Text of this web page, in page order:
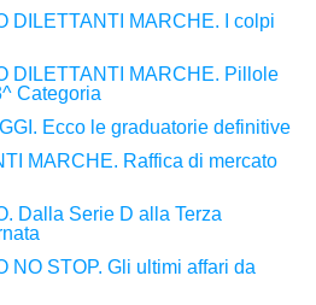
DILETTANTI MARCHE. I colpi
DILETTANTI MARCHE. Pillole
Categoria
Ecco le graduatorie definitive
MARCHE. Raffica di mercato
Dalla Serie D alla Terza
NO STOP. Gli ultimi affari da